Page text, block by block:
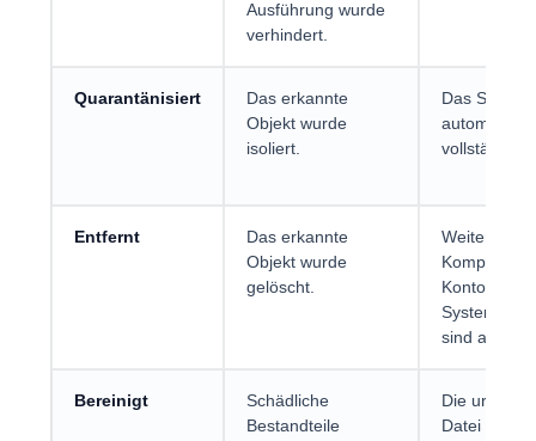
Ausführung wurde
verhindert.
Quarantänisiert
Das erkannte
Objekt wurde
isoliert.
Das
automatisch
vollständig
Entfernt
Das erkannte
Objekt wurde
gelöscht.
Weitere
sind
Bereinigt
Schädliche
Bestandteile
Die
Datei ist